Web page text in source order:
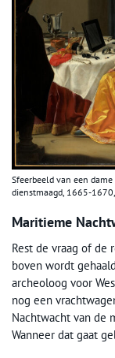
Sfeerbeeld van een
dienstmaagd, 1665-
Maritieme
Rest de vraag of de
boven wordt
archeoloog voor
nog een
Nachtwacht van de
Wanneer dat gaat